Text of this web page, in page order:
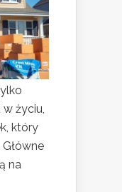
życiu,
który
na